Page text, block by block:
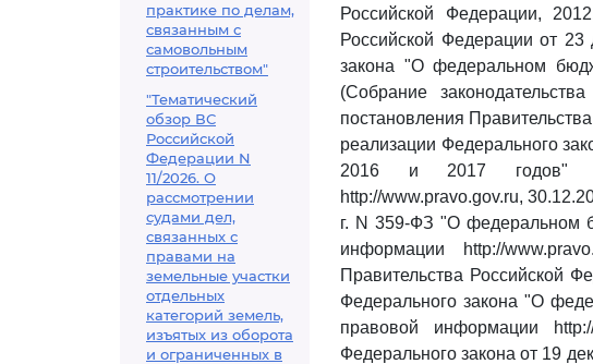
практике по делам,
связанным с
самовольным
строительством"
"Тематический
обзор ВС
Российской
Федерации N
11/2026. О
рассмотрении
судами дел,
связанных с
правами на
земельные участки
отдельных
категорий земель,
изъятых из оборота
и ограниченных в
Российской Федерации,
Российской Федерации от
закона "О федеральном
(Собрание
постановления
реализации Федерального
2016 и 2017 годов"
http://www.pravo.gov.ru,
г. N 359-ФЗ "О федеральном
информации http://
Правительства Российской
Федерального закона "О
правовой информации
Федерального закона от 19